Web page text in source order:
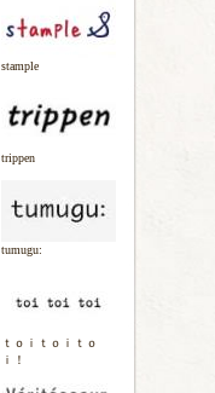
stample
trippen
tumugu:
ｔｏｉｔｏｉｔｏ
ｉ！